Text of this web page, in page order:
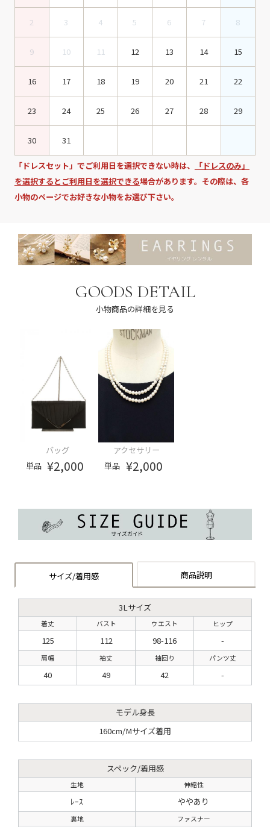
2 3 4 5 6 7 8
9 10 11 12 13 14 15
16 17 18 19 20 21 22
23 24 25 26 27 28 29
30 31
「ドレスセット」でご利用日を選択できない時は、
「ドレスのみ」
を選択するとご利用日を選択できる場合があります。その際は、各
小物のページでお好きな小物をお選び下さい。
GOODS DETAIL
小物商品の詳細を見る
バッグ
単品 ¥2,000
アクセサリー
単品 ¥2,000
サイズ/着用感 商品説明
3Lサイズ
着丈 バスト ウエスト ヒップ
125 112 98-116 -
肩幅 袖丈 袖回り パンツ丈
40 49 42 -
モデル身長
160cm/Mサイズ着用
スペック/着用感
生地 伸縮性
ﾚｰｽ ややあり
裏地 ファスナー